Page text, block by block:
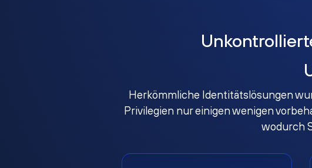
Herkömmliche Identitätslösungen
Privilegien nur einigen wenigen
wodurch